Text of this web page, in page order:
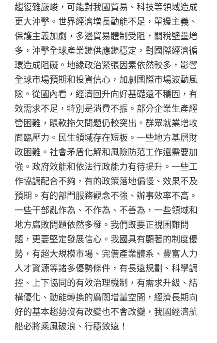
趨復雜嚴峻，可能對我國貿易、科技等領域造成
更大沖擊。世界經濟增長動能不足，單邊主義、
保護主義加劇，多邊貿易體制受阻，關稅壁壘增
多，沖擊全球產業鏈供應鏈穩定，對國際經濟循
環造成阻礙。地緣政治緊張因素依然較多，影響
全球市場預期和投資信心，加劇國際市場波動風
險。從國內看，經濟回升向好基礎還不穩固，有
效需求不足，特別是消費不振。部分企業生產經
營困難，賬款拖欠問題仍較突出。群眾就業增收
面臨壓力。民生領域存在短板。一些地方基層財
政困難。社會矛盾化解和風險防范工作還需要加
強。政府效能和依法行政能力有待提升。一些工
作協調配合不夠，有的政策落地偏慢、效果不及
預期。有的部門服務觀念不強、辦事效率不高。
一些干部亂作為、不作為、不善為，一些領域和
地方腐敗問題依然多發。我們既要正視困難問
題，更要堅定發展信心。我國具有顯著的制度優
勢，有超大規模市場、完備產業體系、豐富人力
人才資源等諸多優勢條件，有長遠規劃、科學調
控、上下協同的有效治理機制，有需求升級、結
構優化、動能轉換的廣闊增量空間，經濟長期向
好的基本趨勢沒有改變也不會改變，我國經濟航
船必將乘風破浪、行穩致遠！